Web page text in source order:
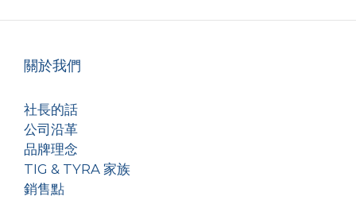
關於我們
社長的話
公司沿革
品牌理念
TIG & TYRA 家族
銷售點